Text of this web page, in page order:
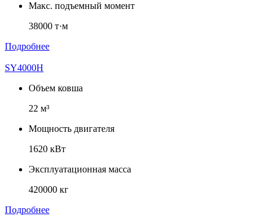
Макс. подъемный момент
38000 т·м
Подробнее
SY4000H
Объем ковша
22 м³
Мощность двигателя
1620 кВт
Эксплуатационная масса
420000 кг
Подробнее